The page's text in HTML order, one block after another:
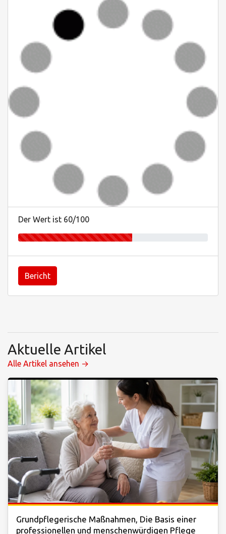
Der Wert ist 60/100
Bericht
Aktuelle Artikel
Alle Artikel ansehen →
Grundpflegerische Maßnahmen, Die Basis einer
professionellen und menschenwürdigen Pflege